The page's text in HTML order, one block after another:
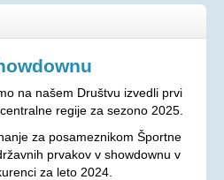
na našem Društvu izvedli prvi
regije za sezono 2025.
za posameznikom Športne
prvakov v showdownu v
za leto 2024.